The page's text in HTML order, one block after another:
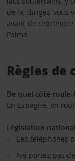
de là, dirigez-vous
avant de
Palma.
Règles de
De quel côté
En Espagne, on
Législation
Les téléphones
Ne portez pas